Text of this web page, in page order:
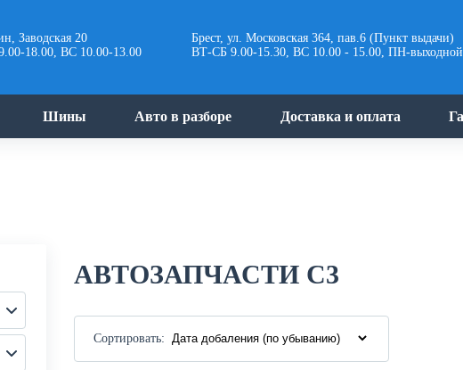
Заводская 20
18.00, ВС 10.00-13.00
Брест, ул. Московская 364, пав.6 (Пункт выдачи)
ВТ-СБ 9.00-15.30, ВС 10.00 - 15.00, ПН-выходной
Шины Авто в разборе Доставка и оплата
АВТОЗАПЧАСТИ C3
Сортировать: